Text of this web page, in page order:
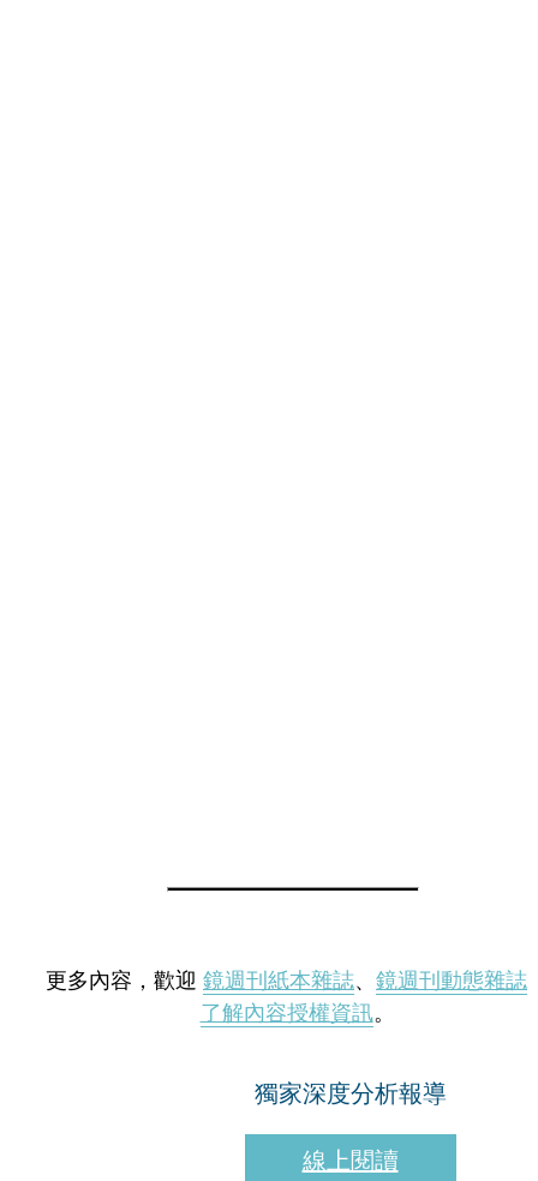
更多內容，歡迎 鏡週刊紙本雜誌、 鏡週刊動態雜誌
了解內容授權資訊。
獨家深度分析報導
線上閱讀